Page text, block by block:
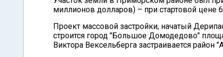
миллионов долларов) – при стартовой цене
Проект массовой застройки, начатый
строится город "Большое Домодедово"
Виктора Вексельберга застраивается